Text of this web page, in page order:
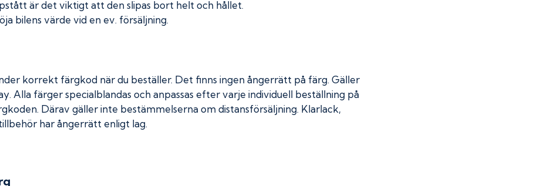
är det viktigt att den slipas bort helt och hållet.
bilens värde vid en ev. försäljning.
korrekt färgkod när du beställer. Det finns ingen ångerrätt på färg. Gäller
Alla färger specialblandas och anpassas efter varje individuell beställning på
Därav gäller inte bestämmelserna om distansförsäljning. Klarlack,
har ångerrätt enligt lag.